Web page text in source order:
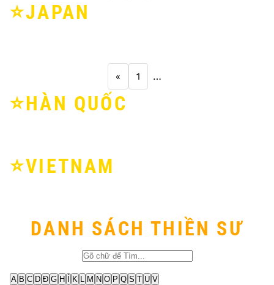
⭐️JAPAN
« 1 …
⭐️HÀN QUỐC
⭐️VIETNAM
DANH SÁCH THIỀN SƯ
A B C D Đ G H K L M N O P Q S T U V